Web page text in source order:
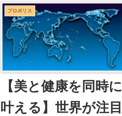
プロポリス
【美と健康を同時に
叶える】世界が注目